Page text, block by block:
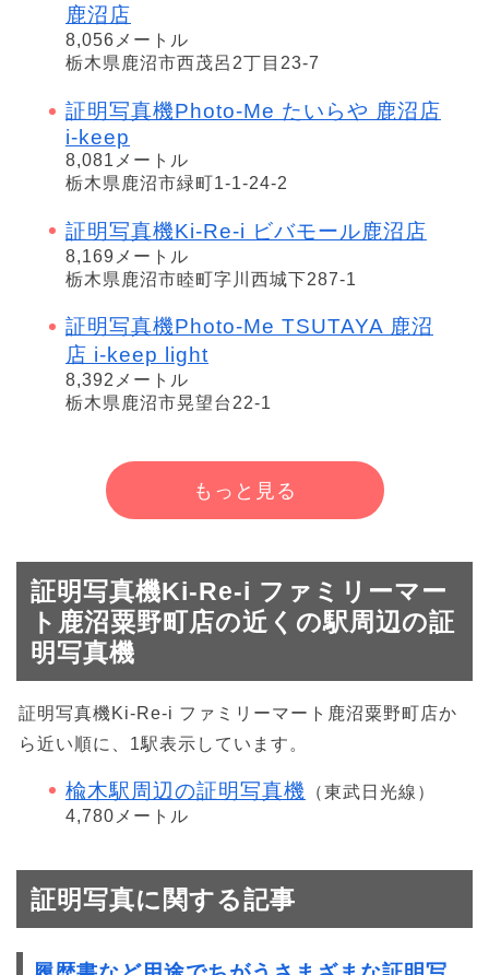
鹿沼店
8,056メートル
栃木県鹿沼市西茂呂2丁目23-7
証明写真機Photo-Me たいらや 鹿沼店
i-keep
8,081メートル
栃木県鹿沼市緑町1-1-24-2
証明写真機Ki-Re-i ビバモール鹿沼店
8,169メートル
栃木県鹿沼市睦町字川西城下287-1
証明写真機Photo-Me TSUTAYA 鹿沼
店 i-keep light
8,392メートル
栃木県鹿沼市晃望台22-1
もっと見る
証明写真機Ki-Re-i ファミリーマー
ト鹿沼粟野町店の近くの駅周辺の証
明写真機
証明写真機Ki-Re-i ファミリーマート鹿沼粟野町店か
ら近い順に、1駅表示しています。
楡木駅周辺の証明写真機
（東武日光線）
4,780メートル
証明写真に関する記事